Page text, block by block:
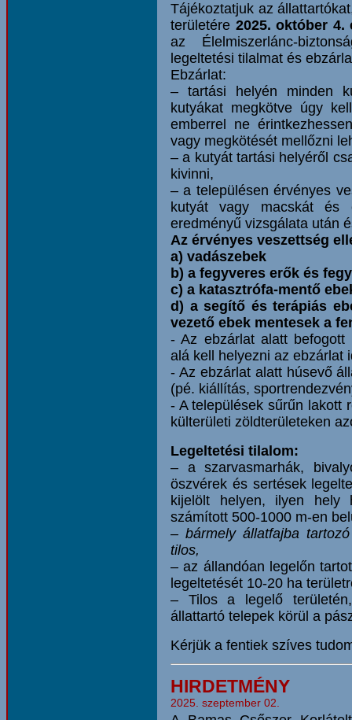
Tájékoztatjuk az
területére 2025. október 4.
az Élelmiszerlánc-
legeltetési tilalmat és
Ebzárlat:
– tartási helyén minden
kutyákat megkötve úgy
emberrel ne
vagy megkötését mellőzni
– a kutyát tartási helyéről
kivinni,
– a településen érvényes
kutyát vagy macskát és
eredményű vizsgálata után
Az érvényes veszettség
a) vadászebek
b) a fegyveres erők és
c) a katasztrófa-mentő
d) a segítő és terápiás
vezető ebek mentesek a
- Az ebzárlat alatt befogott
alá kell helyezni az ebzárlat
- Az ebzárlat alatt húsevő
(pé. kiállítás,
- A települések sűrűn lakott
külterületi zöldterületeken
Legeltetési tilalom:
– a szarvasmarhák,
öszvérek és sertések
kijelölt helyen, ilyen hely
számított 500-1000 m-en
– bármely állatfajba
tilos,
– az állandóan legelőn
legeltetését 10-20 ha
– Tilos a legelő
állattartó telepek körül a
Kérjük a fentiek szíves
HIRDETMÉNY
2025. szeptember 02.